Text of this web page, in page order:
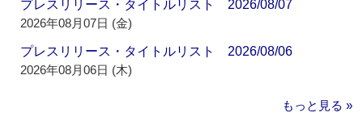
プレスリリース・タイトルリスト 2026/08/07
2026年08月07日 (金)
プレスリリース・タイトルリスト 2026/08/06
2026年08月06日 (木)
もっと見る »